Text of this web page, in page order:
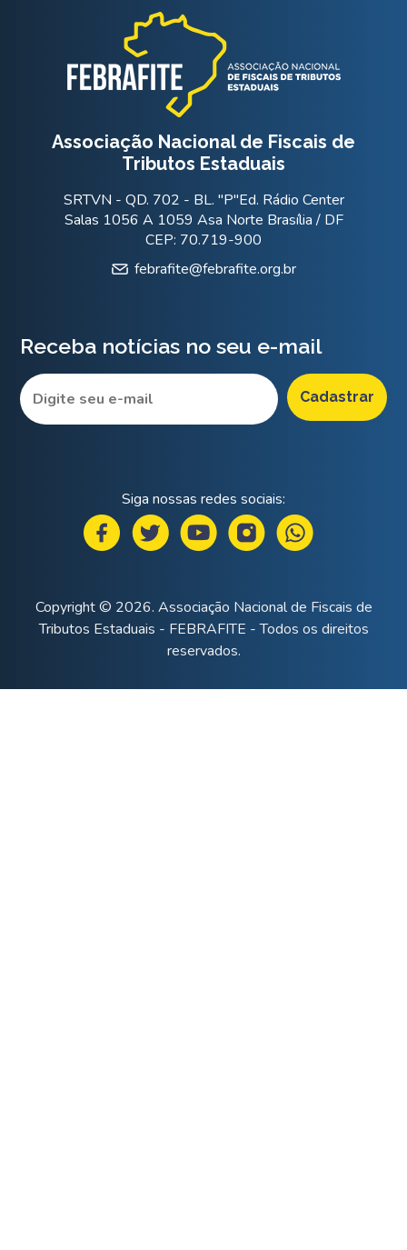
Associação Nacional de Fiscais de
Tributos Estaduais
SRTVN - QD. 702 - BL. "P"Ed. Rádio Center
Salas 1056 A 1059 Asa Norte Brasília / DF
CEP: 70.719-900
febrafite@febrafite.org.br
Receba notícias no seu e-mail
Siga nossas redes sociais:
Copyright © 2026. Associação Nacional de Fiscais de
Tributos Estaduais - FEBRAFITE - Todos os direitos
reservados.